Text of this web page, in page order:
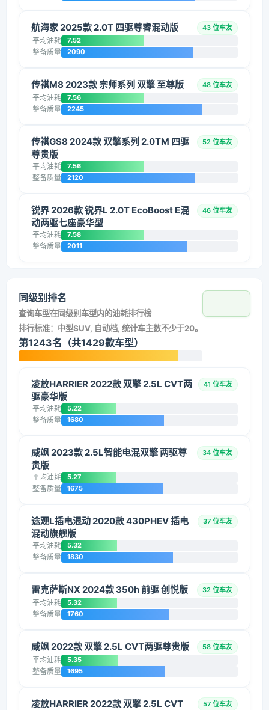
航海家 2025款 2.0T 四驱尊睿混动版 43 位车友
平均油耗 7.52
整备质量 2090
传祺M8 2023款 宗师系列 双擎 至尊版 48 位车友
平均油耗 7.56
整备质量 2245
传祺GS8 2024款 双擎系列 2.0TM 四驱
尊贵版
52 位车友
平均油耗 7.56
整备质量 2120
锐界 2026款 锐界L 2.0T EcoBoost E混
动两驱七座豪华型
46 位车友
平均油耗 7.58
整备质量 2011
同级别排名
查询车型在同级别车型内的油耗排行榜
排行标准：中型SUV, 自动档, 统计车主数不少于20。
第1243名（共1429款车型）
凌放HARRIER 2022款 双擎 2.5L CVT两
驱豪华版
41 位车友
平均油耗 5.22
整备质量 1680
威飒 2023款 2.5L智能电混双擎 两驱尊
贵版
34 位车友
平均油耗 5.27
整备质量 1675
途观L插电混动 2020款 430PHEV 插电
混动旗舰版
37 位车友
平均油耗 5.32
整备质量 1830
雷克萨斯NX 2024款 350h 前驱 创悦版 32 位车友
平均油耗 5.32
整备质量 1760
威飒 2022款 双擎 2.5L CVT两驱尊贵版 58 位车友
平均油耗 5.35
整备质量 1695
凌放HARRIER 2022款 双擎 2.5L CVT
57 位车友